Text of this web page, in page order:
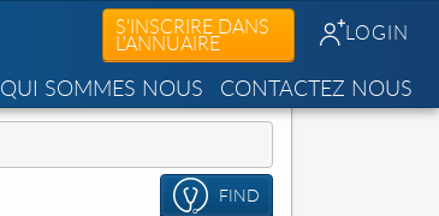
S'INSCRIRE DANS
L'ANNUAIRE LOGIN
QUI SOMMES NOUS CONTACTEZ NOUS
FIND